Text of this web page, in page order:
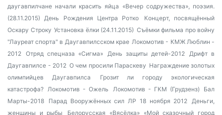
даугавпилчане начали красить яйца «Вечер содружества», поэзия.
(28.11.2015)День Рождения Центра Ротко
Концерт, посвящённый
Оскару Строку Установка ёлки (24.11.2015) Съёмки фильма про войну
"Лауреат спорта" в Даугавпилсском крае Локомотив - КМЖ Люблин -
2012 Отряд спецназа «Сигма» День защиты детей-2012 Дрифт в
Даугавпилсе - 2012 О чем просили Параскеву Награждение золотых
олимпийцев Даугавпилса
Грозит ли городу экологическая
катастрофа? Локомотив - Ожель Локомотив - ГКМ (Грудзенз)
Бал
Марты-2018
Парад Вооружённых сил ЛР 18 ноября 2012 Деньги,
женщины и рыбы
Белорусская «Вясёлка» «Мой сказочный город